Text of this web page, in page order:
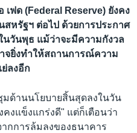
ฟด (Federal Reserve) ยังคง
สหรัฐฯ ต่อไป ด้วยการประกาศ
นวันพุธ แม้ว่าจะมีความกังวล
จยิ่งทำให้สถานการณ์ความ
ลงอีก
ด้านนโยบายสิ้นสุดลงในวัน
งแข็งแกร่งดี" แต่ก็เตือนว่า
ากการล้มลงของธนาคาร